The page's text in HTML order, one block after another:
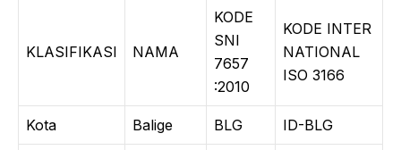
KLASIFIKASI NAMA
KODE
SNI
7657
:2010
KODE INTER
NATIONAL
ISO 3166
Kota Balige BLG ID-BLG